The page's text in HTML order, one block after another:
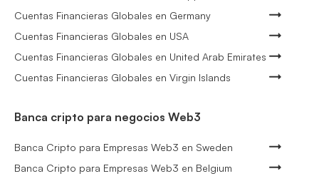
Cuentas Financieras Globales en Germany
Cuentas Financieras Globales en USA
Cuentas Financieras Globales en United Arab Emirates
Cuentas Financieras Globales en Virgin Islands
Banca cripto para negocios Web3
Banca Cripto para Empresas Web3 en Sweden
Banca Cripto para Empresas Web3 en Belgium